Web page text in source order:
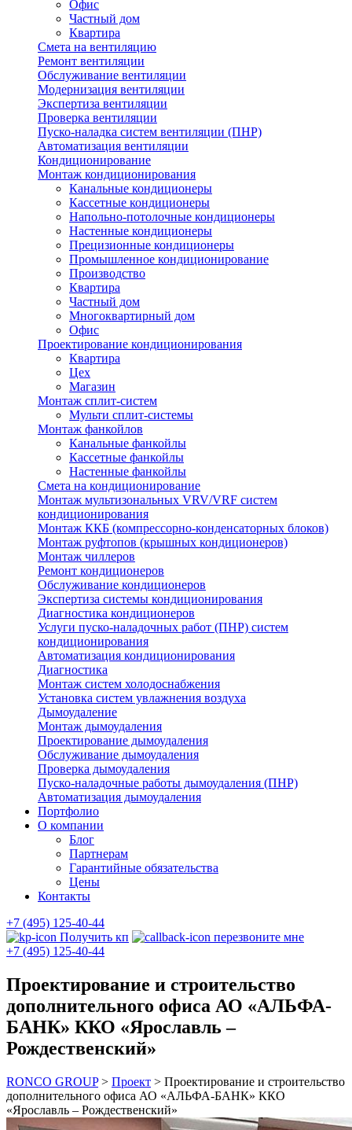
Офис
Частный дом
Квартира
Смета на вентиляцию
Ремонт вентиляции
Обслуживание вентиляции
Модернизация вентиляции
Экспертиза вентиляции
Проверка вентиляции
Пуско-наладка систем вентиляции (ПНР)
Автоматизация вентиляции
Кондиционирование
Монтаж кондиционирования
Канальные кондиционеры
Кассетные кондиционеры
Напольно-потолочные кондиционеры
Настенные кондиционеры
Прецизионные кондиционеры
Промышленное кондиционирование
Производство
Квартира
Частный дом
Многоквартирный дом
Офис
Проектирование кондиционирования
Квартира
Цех
Магазин
Монтаж сплит-систем
Мульти сплит-системы
Монтаж фанкойлов
Канальные фанкойлы
Кассетные фанкойлы
Настенные фанкойлы
Смета на кондиционирование
Монтаж мультизональных VRV/VRF систем
кондиционирования
Монтаж ККБ (компрессорно-конденсаторных блоков)
Монтаж руфтопов (крышных кондиционеров)
Монтаж чиллеров
Ремонт кондиционеров
Обслуживание кондиционеров
Экспертиза системы кондиционирования
Диагностика кондиционеров
Услуги пуско-наладочных работ (ПНР) систем
кондиционирования
Автоматизация кондиционирования
Диагностика
Монтаж систем холодоснабжения
Установка систем увлажнения воздуха
Дымоудаление
Монтаж дымоудаления
Проектирование дымоудаления
Обслуживание дымоудаления
Проверка дымоудаления
Пуско-наладочные работы дымоудаления (ПНР)
Автоматизация дымоудаления
Портфолио
О компании
Блог
Партнерам
Гарантийные обязательства
Цены
Контакты
+7 (495) 125-40-44
Получить кп
перезвоните мне
+7 (495) 125-40-44
Проектирование и строительство
дополнительного офиса АО «АЛЬФА-
БАНК» ККО «Ярославль –
Рождественский»
RONCO GROUP> Проект > Проектирование и строительство
дополнительного офиса АО «АЛЬФА-БАНК» ККО
«Ярославль – Рождественский»